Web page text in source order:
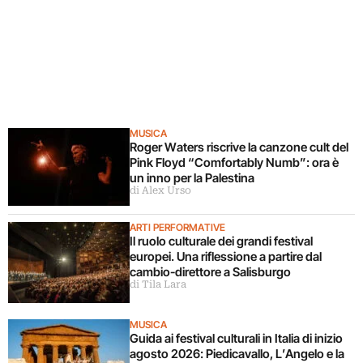
MUSICA
Roger Waters riscrive la canzone cult del
Pink Floyd “Comfortably Numb”: ora è
un inno per la Palestina
di Alex Urso
ARTI PERFORMATIVE
Il ruolo culturale dei grandi festival
europei. Una riflessione a partire dal
cambio-direttore a Salisburgo
di Tila Lara
MUSICA
Guida ai festival culturali in Italia di inizio
agosto 2026: Piedicavallo, L’Angelo e la